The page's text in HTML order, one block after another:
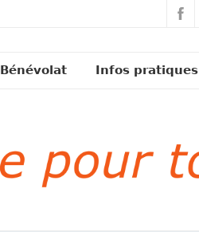
Bénévolat Infos pratiques